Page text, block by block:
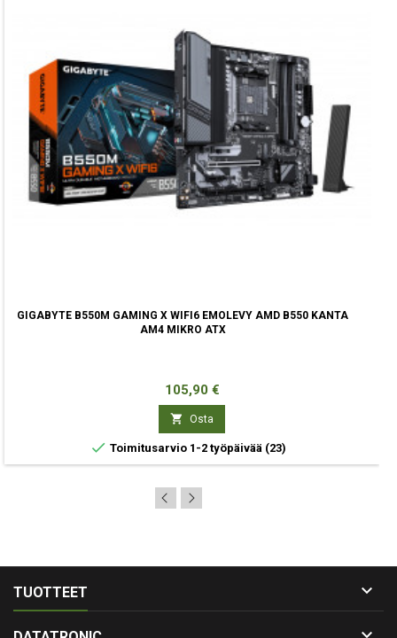
GIGABYTE B550M GAMING X WIFI6 EMOLEVY AMD B550 KANTA
AM4 MIKRO ATX
Hinta
105,90 €
 Osta
 Toimitusarvio 1-2 työpäivää (23)
TUOTTEET 